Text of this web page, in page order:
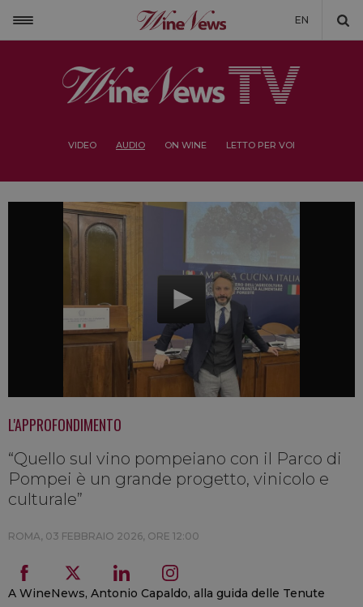
EN
VIDEO AUDIO ON WINE LETTO PER VOI
L'APPROFONDIMENTO
“Quello sul vino pompeiano con il Parco di
Pompei è un grande progetto, vinicolo e
culturale”
ROMA, 03 FEBBRAIO 2026, ORE 12:00
A WineNews, Antonio Capaldo, alla guida delle Tenute